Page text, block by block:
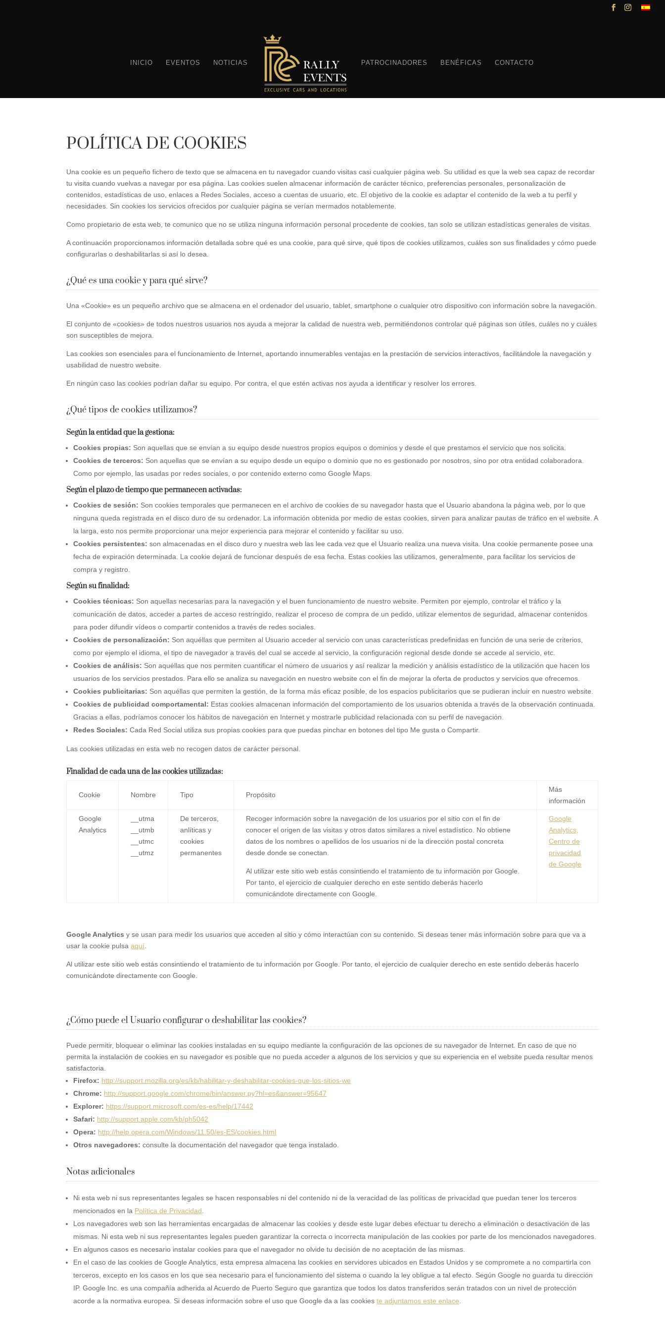
INICIO EVENTOS NOTICIAS PATROCINADORES BENÉFICAS CONTACTO
POLÍTICA DE COOKIES
Una cookie es un pequeño fichero de texto que se almacena en tu navegador cuando visitas casi cualquier página web. Su utilidad es que la web sea capaz de recordar
tu visita cuando vuelvas a navegar por esa página. Las cookies suelen almacenar información de carácter técnico, preferencias personales, personalización de
contenidos, estadísticas de uso, enlaces a Redes Sociales, acceso a cuentas de usuario, etc. El objetivo de la cookie es adaptar el contenido de la web a tu perfil y
necesidades. Sin cookies los servicios ofrecidos por cualquier página se verían mermados notablemente.
Como propietario de esta web, te comunico que no se utiliza ninguna información personal procedente de cookies, tan solo se utilizan estadísticas generales de visitas.
A continuación proporcionamos información detallada sobre qué es una cookie, para qué sirve, qué tipos de cookies utilizamos, cuáles son sus finalidades y cómo puede
configurarlas o deshabilitarlas si así lo desea.
¿Qué es una cookie y para qué sirve?
Una «Cookie» es un pequeño archivo que se almacena en el ordenador del usuario, tablet, smartphone o cualquier otro dispositivo con información sobre la navegación.
El conjunto de «cookies» de todos nuestros usuarios nos ayuda a mejorar la calidad de nuestra web, permitiéndonos controlar qué páginas son útiles, cuáles no y cuáles
son susceptibles de mejora.
Las cookies son esenciales para el funcionamiento de Internet, aportando innumerables ventajas en la prestación de servicios interactivos, facilitándole la navegación y
usabilidad de nuestro website.
En ningún caso las cookies podrían dañar su equipo. Por contra, el que estén activas nos ayuda a identificar y resolver los errores.
¿Qué tipos de cookies utilizamos?
Según la entidad que la gestiona:
Cookies propias: Son aquellas que se envían a su equipo desde nuestros propios equipos o dominios y desde el que prestamos el servicio que nos solicita.
Cookies de terceros: Son aquellas que se envían a su equipo desde un equipo o dominio que no es gestionado por nosotros, sino por otra entidad colaboradora.
Como por ejemplo, las usadas por redes sociales, o por contenido externo como Google Maps.
Según el plazo de tiempo que permanecen activadas:
Cookies de sesión: Son cookies temporales que permanecen en el archivo de cookies de su navegador hasta que el Usuario abandona la página web, por lo que
ninguna queda registrada en el disco duro de su ordenador. La información obtenida por medio de estas cookies, sirven para analizar pautas de tráfico en el website. A
la larga, esto nos permite proporcionar una mejor experiencia para mejorar el contenido y facilitar su uso.
Cookies persistentes: son almacenadas en el disco duro y nuestra web las lee cada vez que el Usuario realiza una nueva visita. Una cookie permanente posee una
fecha de expiración determinada. La cookie dejará de funcionar después de esa fecha. Estas cookies las utilizamos, generalmente, para facilitar los servicios de
compra y registro.
Según su finalidad:
Cookies técnicas: Son aquellas necesarias para la navegación y el buen funcionamiento de nuestro website. Permiten por ejemplo, controlar el tráfico y la
comunicación de datos, acceder a partes de acceso restringido, realizar el proceso de compra de un pedido, utilizar elementos de seguridad, almacenar contenidos
para poder difundir vídeos o compartir contenidos a través de redes sociales.
Cookies de personalización: Son aquéllas que permiten al Usuario acceder al servicio con unas características predefinidas en función de una serie de criterios,
como por ejemplo el idioma, el tipo de navegador a través del cual se accede al servicio, la configuración regional desde donde se accede al servicio, etc.
Cookies de análisis: Son aquéllas que nos permiten cuantificar el número de usuarios y así realizar la medición y análisis estadístico de la utilización que hacen los
usuarios de los servicios prestados. Para ello se analiza su navegación en nuestro website con el fin de mejorar la oferta de productos y servicios que ofrecemos.
Cookies publicitarias: Son aquéllas que permiten la gestión, de la forma más eficaz posible, de los espacios publicitarios que se pudieran incluir en nuestro website.
Cookies de publicidad comportamental: Estas cookies almacenan información del comportamiento de los usuarios obtenida a través de la observación continuada.
Gracias a ellas, podríamos conocer los hábitos de navegación en Internet y mostrarle publicidad relacionada con su perfil de navegación.
Redes Sociales: Cada Red Social utiliza sus propias cookies para que puedas pinchar en botones del tipo Me gusta o Compartir.
Las cookies utilizadas en esta web no recogen datos de carácter personal.
Finalidad de cada una de las cookies utilizadas:
Cookie Nombre Tipo Propósito
Más
información
Google
Analytics
__utma
__utmb
__utmc
__utmz
De terceros,
anlíticas y
cookies
permanentes
Recoger información sobre la navegación de los usuarios por el sitio con el fin de
conocer el origen de las visitas y otros datos similares a nivel estadístico. No obtiene
datos de los nombres o apellidos de los usuarios ni de la dirección postal concreta
desde donde se conectan.
Al utilizar este sitio web estás consintiendo el tratamiento de tu información por Google.
Por tanto, el ejercicio de cualquier derecho en este sentido deberás hacerlo
comunicándote directamente con Google.
Google
Analytics,
Centro de
privacidad
de Google
Google Analytics y se usan para medir los usuarios que acceden al sitio y cómo interactúan con su contenido. Si deseas tener más información sobre para que va a
usar la cookie pulsaaquí
Al utilizar este sitio web estás consintiendo el tratamiento de tu información por Google. Por tanto, el ejercicio de cualquier derecho en este sentido deberás hacerlo
comunicándote directamente con Google.
¿Cómo puede el Usuario configurar o deshabilitar las cookies?
Puede permitir, bloquear o eliminar las cookies instaladas en su equipo mediante la configuración de las opciones de su navegador de Internet. En caso de que no
permita la instalación de cookies en su navegador es posible que no pueda acceder a algunos de los servicios y que su experiencia en el website pueda resultar menos
satisfactoria.
Firefox: http://support.mozilla.org/es/kb/habilitar-y-deshabilitar-cookies-que-los-sitios-we
Chrome: http://support.google.com/chrome/bin/answer.py?hl=es&answer=95647
Explorer: https://support.microsoft.com/es-es/help/17442
Safari: http://support.apple.com/kb/ph5042
Opera: http://help.opera.com/Windows/11.50/es-ES/cookies.html
Otros navegadores: consulte la documentación del navegador que tenga instalado.
Notas adicionales
Ni esta web ni sus representantes legales se hacen responsables ni del contenido ni de la veracidad de las políticas de privacidad que puedan tener los terceros
mencionados en la Política de Privacidad
Los navegadores web son las herramientas encargadas de almacenar las cookies y desde este lugar debes efectuar tu derecho a eliminación o desactivación de las
mismas. Ni esta web ni sus representantes legales pueden garantizar la correcta o incorrecta manipulación de las cookies por parte de los mencionados navegadores.
En algunos casos es necesario instalar cookies para que el navegador no olvide tu decisión de no aceptación de las mismas.
En el caso de las cookies de Google Analytics, esta empresa almacena las cookies en servidores ubicados en Estados Unidos y se compromete a no compartirla con
terceros, excepto en los casos en los que sea necesario para el funcionamiento del sistema o cuando la ley obligue a tal efecto. Según Google no guarda tu dirección
IP. Google Inc. es una compañía adherida al Acuerdo de Puerto Seguro que garantiza que todos los datos transferidos serán tratados con un nivel de protección
acorde a la normativa europea. Si deseas información sobre el uso que Google da a las cookieste adjuntamos este enlace